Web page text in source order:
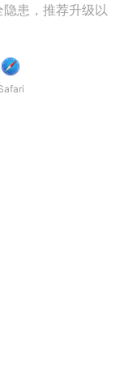
患，推荐升级以